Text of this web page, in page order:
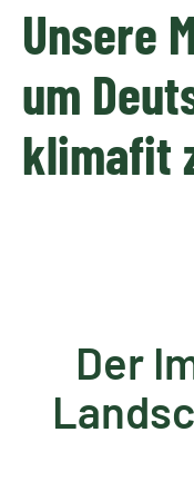
Unsere
um
klimafit
Der